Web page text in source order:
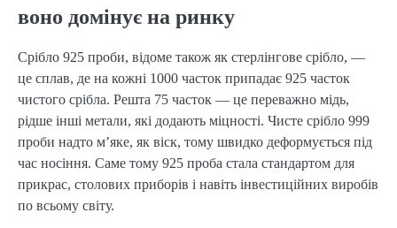
воно домінує на ринку
Срібло 925 проби, відоме також як стерлінгове срібло, —
це сплав, де на кожні 1000 часток припадає 925 часток
чистого срібла. Решта 75 часток — це переважно мідь,
рідше інші метали, які додають міцності. Чисте срібло 999
проби надто м’яке, як віск, тому швидко деформується під
час носіння. Саме тому 925 проба стала стандартом для
прикрас, столових приборів і навіть інвестиційних виробів
по всьому світу.